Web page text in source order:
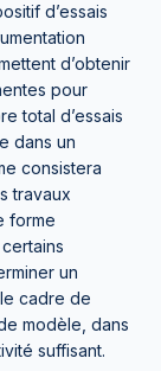
d’essais
d’obtenir
pour
total d’essais
dans un
consistera
travaux
forme
un
le cadre de
modèle, dans
suffisant.